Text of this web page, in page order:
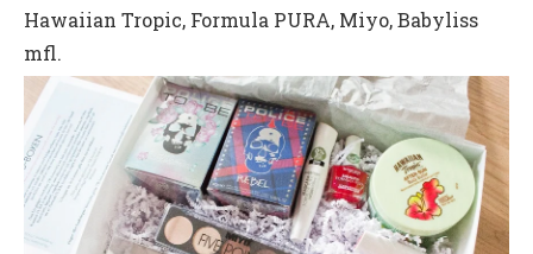
Hawaiian Tropic, Formula PURA, Miyo, Babyliss
mfl.